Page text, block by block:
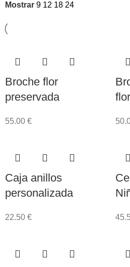
Mostrar 9 12 18 24
Broche flor
preservada
55.00 €
Caja anillos
personalizada
22.50 €